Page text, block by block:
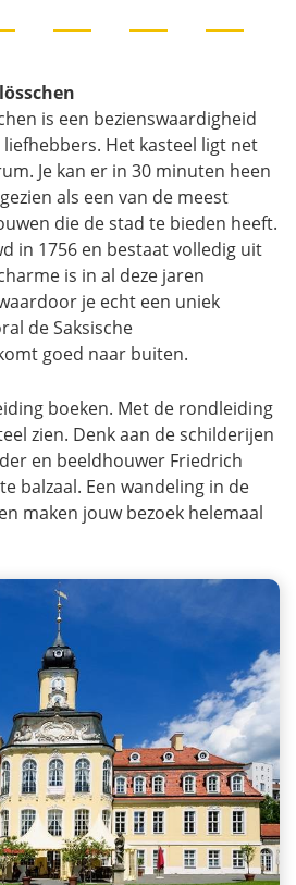
is een bezienswaardigheid
Het kasteel ligt net
Je kan er in 30 minuten heen
als een van de meest
die de stad te bieden heeft.
in 1756 en bestaat volledig uit
is in al deze jaren
je echt een uniek
de Saksische
goed naar buiten.
boeken. Met de rondleiding
zien. Denk aan de schilderijen
en beeldhouwer Friedrich
balzaal. Een wandeling in de
maken jouw bezoek helemaal